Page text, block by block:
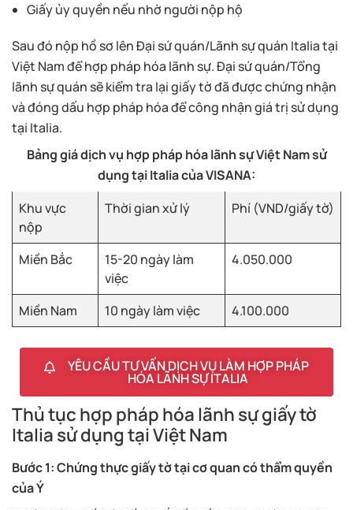
Giấy ủy quyền nếu nhờ người nộp hộ
Sau đó nộp hồ sơ lên Đại sứ quán/Lãnh sự quán Italia tại
Việt Nam để hợp pháp hóa lãnh sự. Đại sứ quán/Tổng
lãnh sự quán sẽ kiểm tra lại giấy tờ đã được chứng nhận
và đóng dấu hợp pháp hóa để công nhận giá trị sử dụng
tại Italia.
Bảng giá dịch vụ hợp pháp hóa lãnh sự Việt Nam sử
dụng tại Italia của VISANA:
Khu vực
nộp
Thời gian xử lý Phí (VND/giấy tờ)
Miền Bắc
15-20 ngày làm
việc
4.050.000
Miền Nam 10 ngày làm việc 4.100.000
YÊU CẦU TƯ VẤN DỊCH VỤ LÀM HỢP PHÁP
HÓA LÃNH SỰ ITALIA
Thủ tục hợp pháp hóa lãnh sự giấy tờ
Italia sử dụng tại Việt Nam
Bước 1: Chứng thực giấy tờ tại cơ quan có thẩm quyền
của Ý